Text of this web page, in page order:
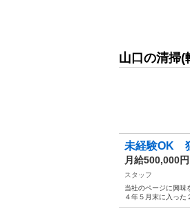
山口の清掃(
未経験OK
月給500,000円
スタッフ
当社のページに興
４年５月末に入った